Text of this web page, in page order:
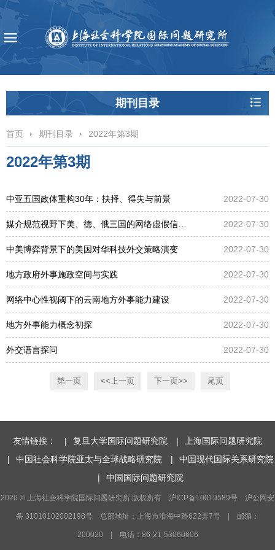
期刊目录
首页 期刊目录 2022年第3期
2022年第3期
中亚五国政体重构30年：抉择、得失与前景 2022-07-30
2022-07-30
中美博弈背景下的美国对华科技外交策略演变 2022-07-30
地方政府外事施政空间与实践 2022-07-30
网络中心性视阈下的云南地方外事能力建设 2022-07-30
地方外事能力概念初探 2022-07-30
外交语言探问 2022-07-30
第一页 <<上一页 下一页>> 尾页
友情链接： | 复旦大学国际问题研究院 |
上海国际问题研究院
|
中国社会科学院亚太与全球战略研究院 |
中国现代国际关系研究院
|
中国国际问题研究院
2026 © 上海社会科学院国际问题研究所 版权所有 沪ICP备10019589号 沪公网安
备 31010102002198号 总部地址：上海市淮海中路622弄7号 | 邮编：
200020 | 电话：86-21-53060606